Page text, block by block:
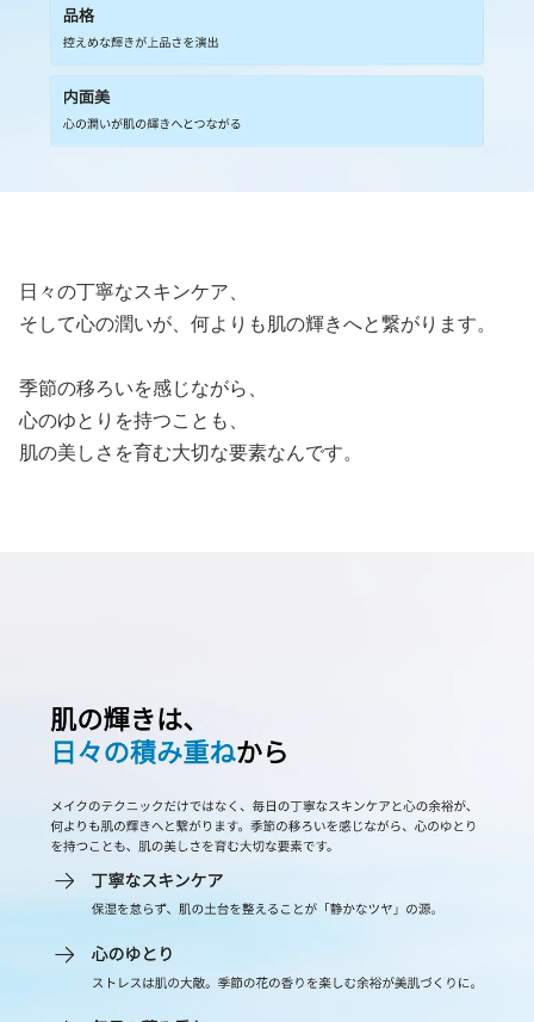
日々の丁寧なスキンケア、
そして心の潤いが、何よりも肌の輝きへと繋がります。
季節の移ろいを感じながら、
心のゆとりを持つことも、
肌の美しさを育む大切な要素なんです。